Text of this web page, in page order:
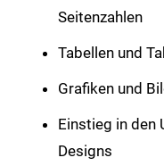
Seitenzahlen
Tabellen und
Grafiken und
Einstieg in den
Designs